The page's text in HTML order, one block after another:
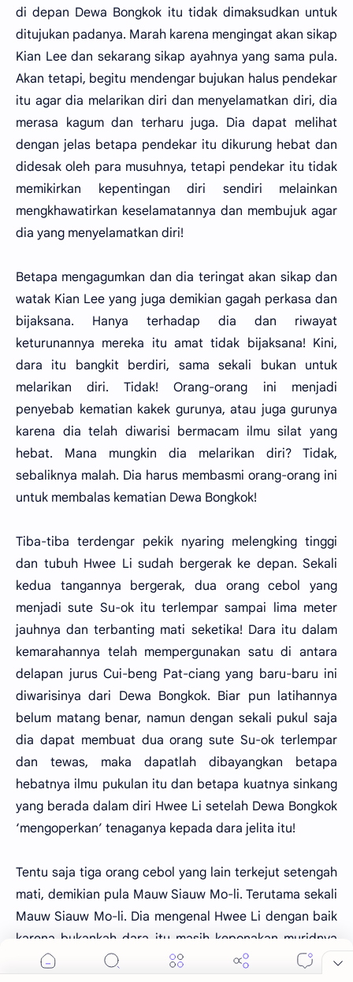
di depan Dewa Bongkok itu tidak dimaksudkan untuk
ditujukan padanya. Marah karena mengingat akan sikap
Kian Lee dan sekarang sikap ayahnya yang sama pula.
Akan tetapi, begitu mendengar bujukan halus pendekar
itu agar dia melarikan diri dan menyelamatkan diri, dia
merasa kagum dan terharu juga. Dia dapat melihat
dengan jelas betapa pendekar itu dikurung hebat dan
didesak oleh para musuhnya, tetapi pendekar itu tidak
memikirkan kepentingan diri sendiri melainkan
mengkhawatirkan keselamatannya dan membujuk agar
dia yang menyelamatkan diri!
Betapa mengagumkan dan dia teringat akan sikap dan
watak Kian Lee yang juga demikian gagah perkasa dan
bijaksana. Hanya terhadap dia dan riwayat
keturunannya mereka itu amat tidak bijaksana! Kini,
dara itu bangkit berdiri, sama sekali bukan untuk
melarikan diri. Tidak! Orang-orang ini menjadi
penyebab kematian kakek gurunya, atau juga gurunya
karena dia telah diwarisi bermacam ilmu silat yang
hebat. Mana mungkin dia melarikan diri? Tidak,
sebaliknya malah. Dia harus membasmi orang-orang ini
untuk membalas kematian Dewa Bongkok!
Tiba-tiba terdengar pekik nyaring melengking tinggi
dan tubuh Hwee Li sudah bergerak ke depan. Sekali
kedua tangannya bergerak, dua orang cebol yang
menjadi sute Su-ok itu terlempar sampai lima meter
jauhnya dan terbanting mati seketika! Dara itu dalam
kemarahannya telah mempergunakan satu di antara
delapan jurus Cui-beng Pat-ciang yang baru-baru ini
diwarisinya dari Dewa Bongkok. Biar pun latihannya
belum matang benar, namun dengan sekali pukul saja
dia dapat membuat dua orang sute Su-ok terlempar
dan tewas, maka dapatlah dibayangkan betapa
hebatnya ilmu pukulan itu dan betapa kuatnya sinkang
yang berada dalam diri Hwee Li setelah Dewa Bongkok
‘mengoperkan’ tenaganya kepada dara jelita itu!
Tentu saja tiga orang cebol yang lain terkejut setengah
mati, demikian pula Mauw Siauw Mo-li. Terutama sekali
Mauw Siauw Mo-li. Dia mengenal Hwee Li dengan baik
karena bukankah dara itu masih keponakan muridnya
sendiri? Melihat dara itu membantu Pendekar Super